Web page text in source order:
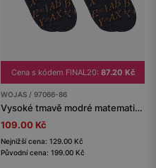
Cena s kódem FINAL20: 87.20 Kč
WOJAS / 97066-86
Vysoké tmavě modré matematické ponožky
109.00 Kč
Nejnižší cena: 129.00 Kč
Původní cena: 199.00 Kč